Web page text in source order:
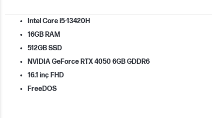
Intel Core i5-13420H
16GB RAM
512GB SSD
NVIDIA GeForce RTX 4050 6GB GDDR6
16.1 inç FHD
FreeDOS